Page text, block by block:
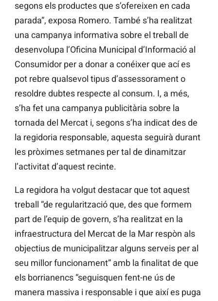
segons els productes que s’ofereixen en cada
parada”, exposa Romero. També s’ha realitzat
una campanya informativa sobre el treball de
desenvolupa l’Oficina Municipal d’Informació al
Consumidor per a donar a conéixer que ací es
pot rebre qualsevol tipus d’assessorament o
resoldre dubtes respecte al consum. I, a més,
s’ha fet una campanya publicitària sobre la
tornada del Mercat i, segons s’ha indicat des de
la regidoria responsable, aquesta seguirà durant
les pròximes setmanes per tal de dinamitzar
l’activitat d’aquest recinte.
La regidora ha volgut destacar que tot aquest
treball “de regularització que, des que formem
part de l’equip de govern, s’ha realitzat en la
infraestructura del Mercat de la Mar respòn als
objectius de municipalitzar alguns serveis per al
seu millor funcionament” amb la finalitat de que
els borrianencs “seguisquen fent-ne ús de
manera massiva i responsable i que així es puga